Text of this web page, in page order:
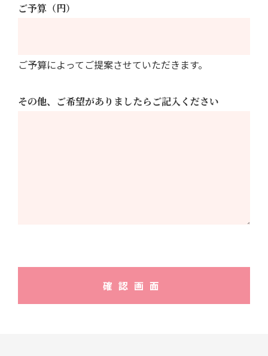
ご予算（円）
ご予算によってご提案させていただきます。
その他、ご希望がありましたらご記入ください